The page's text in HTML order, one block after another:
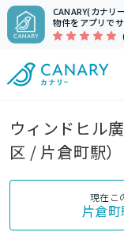
CANARY(カナリ
物件をアプリで
ウィンドヒル
区 / 片倉町駅
現在こ
片倉